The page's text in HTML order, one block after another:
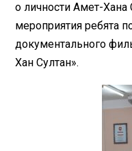
о личности Амет-Хана
мероприятия ребята
документального
Хан Султан».